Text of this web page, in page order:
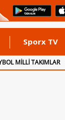
Sporx TV
MİLLİ TAKIMLAR